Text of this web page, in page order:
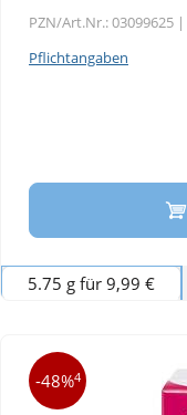
PZN/Art.Nr.: 03099625 |
Pflichtangaben
5.75 g für 9,99 €
-48%4